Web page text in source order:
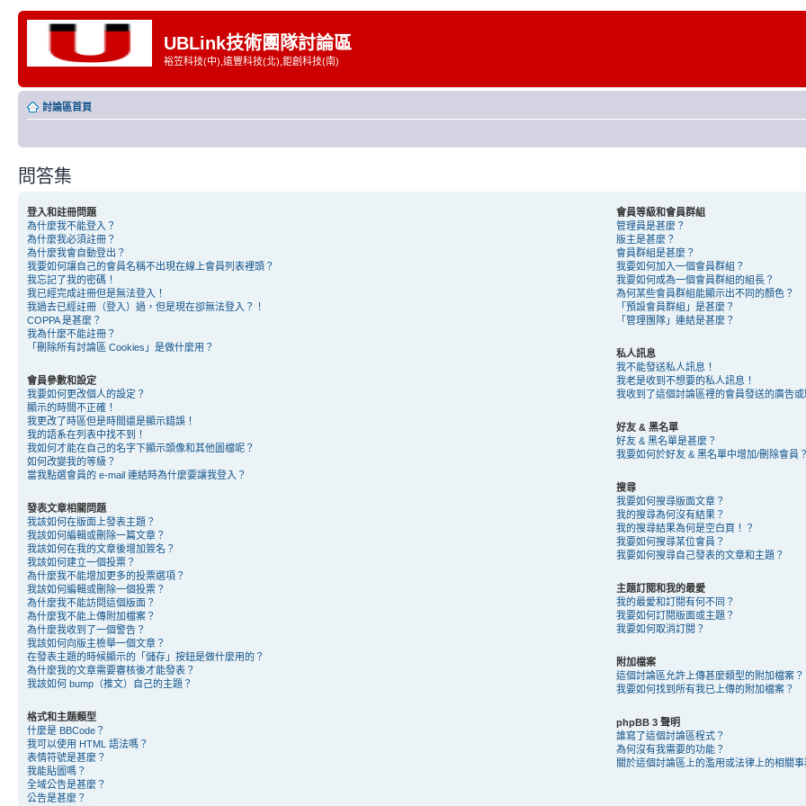
UBLink技術團隊討論區
裕笠科技(中),遠豐科技(北),鉅創科技(南)
討論區首頁
問答集
登入和註冊問題
為什麼我不能登入？
為什麼我必須註冊？
為什麼我會自動登出？
我要如何讓自己的會員名稱不出現在線上會員列表裡頭？
我忘記了我的密碼！
我已經完成註冊但是無法登入！
我過去已經註冊（登入）過，但是現在卻無法登入？！
COPPA 是甚麼？
我為什麼不能註冊？
「刪除所有討論區 Cookies」是做什麼用？
會員參數和設定
我要如何更改個人的設定？
顯示的時間不正確！
我更改了時區但是時間還是顯示錯誤！
我的語系在列表中找不到！
我如何才能在自己的名字下顯示頭像和其他圖檔呢？
如何改變我的等級？
當我點選會員的 e-mail 連結時為什麼要讓我登入？
發表文章相關問題
我該如何在版面上發表主題？
我該如何編輯或刪除一篇文章？
我該如何在我的文章後增加簽名？
我該如何建立一個投票？
為什麼我不能增加更多的投票選項？
我該如何編輯或刪除一個投票？
為什麼我不能訪問這個版面？
為什麼我不能上傳附加檔案？
為什麼我收到了一個警告？
我該如何向版主檢舉一個文章？
在發表主題的時候顯示的「儲存」按鈕是做什麼用的？
為什麼我的文章需要審核後才能發表？
我該如何 bump（推文）自己的主題？
格式和主題類型
什麼是 BBCode？
我可以使用 HTML 語法嗎？
表情符號是甚麼？
我能貼圖嗎？
全域公告是甚麼？
公告是甚麼？
會員等級和會員群組
管理員是甚麼？
版主是甚麼？
會員群組是甚麼？
我要如何加入一個會員群組？
我要如何成為一個會員群組的組長？
為何某些會員群組能顯示出不同的顏色？
「預設會員群組」是甚麼？
「管理團隊」連結是甚麼？
私人訊息
我不能發送私人訊息！
我老是收到不想要的私人訊息！
我收到了這個討論區裡的會員發送的廣告或
好友 & 黑名單
好友 & 黑名單是甚麼？
我要如何於好友 & 黑名單中增加/刪除會員？
搜尋
我要如何搜尋版面文章？
我的搜尋為何沒有結果？
我的搜尋結果為何是空白頁！？
我要如何搜尋某位會員？
我要如何搜尋自己發表的文章和主題？
主題訂閱和我的最愛
我的最愛和訂閱有何不同？
我要如何訂閱版面或主題？
我要如何取消訂閱？
附加檔案
這個討論區允許上傳甚麼類型的附加檔案？
我要如何找到所有我已上傳的附加檔案？
phpBB 3 聲明
誰寫了這個討論區程式？
為何沒有我需要的功能？
關於這個討論區上的濫用或法律上的相關